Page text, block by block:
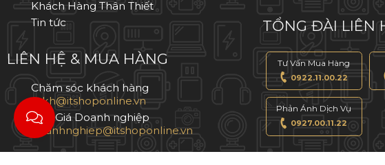
Khách Hàng Thân Thiết
Tin tức
LIÊN HỆ & MUA HÀNG
Chăm sóc khách hàng
Báo Giá Doanh nghiệp
TỔNG ĐÀI LIÊN
Tư Vấn Mua Hàng
0922.11.00.22
Phản Ánh Dịch Vụ
0927.00.11.22